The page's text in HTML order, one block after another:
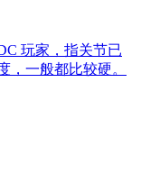
玩家，指关节已
，一般都比较硬。